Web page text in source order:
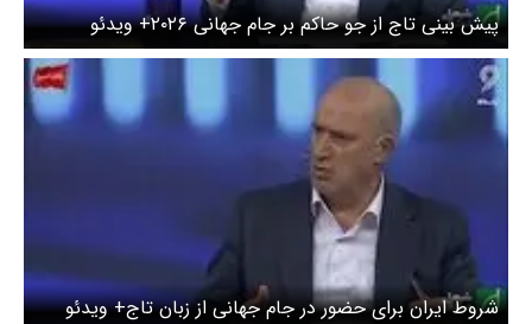
پیش بینی تاج از جو حاکم بر جام جهانی ۲۰۲۶+ ویدئو
شروط ایران برای حضور در جام جهانی از زبان تاج+ ویدئو